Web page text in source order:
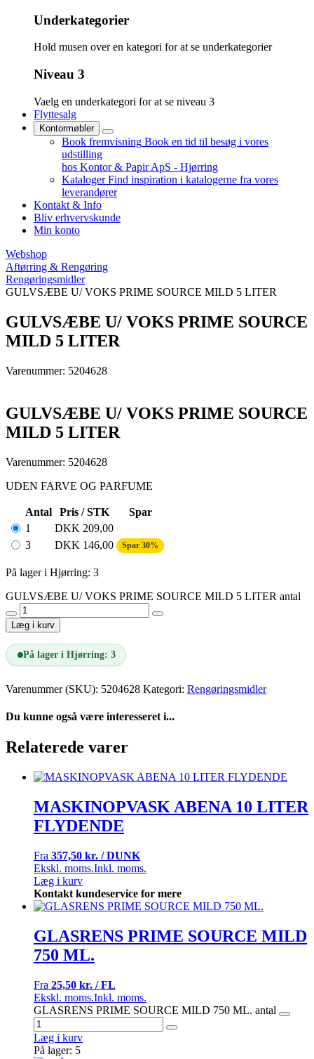
Underkategorier
Hold musen over en kategori for at se underkategorier
Niveau 3
Vaelg en underkategori for at se niveau 3
Flyttesalg
Kontormøbler
Book fremvisning Book en tid til besøg i vores
udstilling
hos Kontor & Papir ApS - Hjørring
Kataloger Find inspiration i katalogerne fra vores
leverandører
Kontakt & Info
Bliv erhvervskunde
Min konto
Webshop
Aftørring & Rengøring
Rengøringsmidler
GULVSÆBE U/ VOKS PRIME SOURCE MILD 5 LITER
GULVSÆBE U/ VOKS PRIME SOURCE
MILD 5 LITER
Varenummer: 5204628
GULVSÆBE U/ VOKS PRIME SOURCE
MILD 5 LITER
Varenummer: 5204628
UDEN FARVE OG PARFUME
Antal Pris / STK
Spar
1
DKK 209,00
3
DKK 146,00 Spar 30%
På lager i Hjørring: 3
GULVSÆBE U/ VOKS PRIME SOURCE MILD 5 LITER antal
Læg i kurv
På lager i Hjørring: 3
Varenummer (SKU): 5204628 Kategori: Rengøringsmidler
Du kunne også være interesseret i...
Relaterede varer
MASKINOPVASK ABENA 10 LITER
FLYDENDE
Fra 357,50 kr. / DUNK
Ekskl. moms.Inkl. moms.
Læg i kurv
Kontakt kundeservice for mere
GLASRENS PRIME SOURCE MILD
750 ML.
Fra 25,50 kr. / FL
Ekskl. moms.Inkl. moms.
GLASRENS PRIME SOURCE MILD 750 ML. antal
Læg i kurv
På lager: 5